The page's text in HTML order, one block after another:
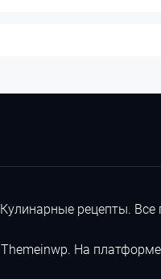
Кулинарные рецепты. Все
Themeinwp. На платформе